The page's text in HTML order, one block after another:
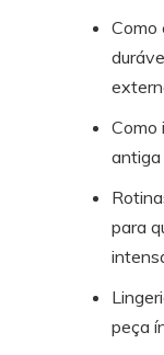
Como
Como
antiga
para
peça